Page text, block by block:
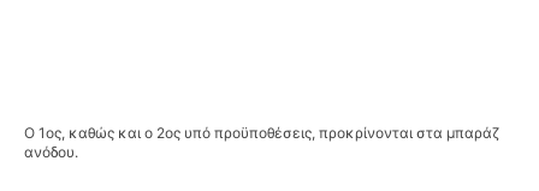
Ο 1ος, καθώς και ο 2ος υπό προϋποθέσεις, προκρίνονται στα μπαράζ
ανόδου.